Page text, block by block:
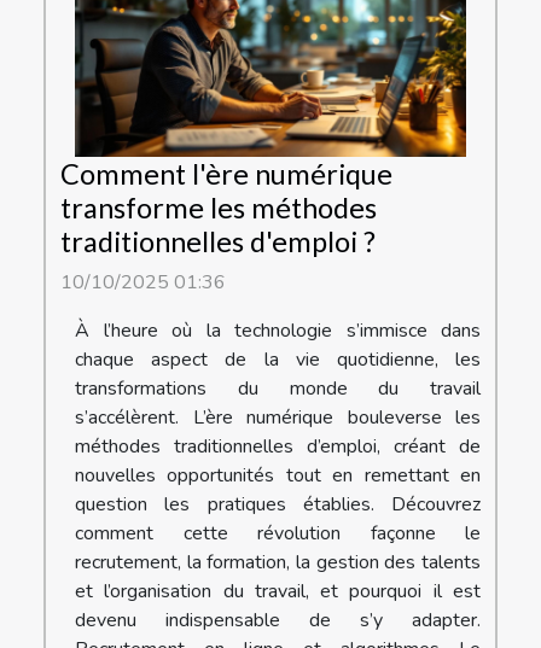
Comment l'ère numérique
transforme les méthodes
traditionnelles d'emploi ?
10/10/2025 01:36
À l’heure où la technologie s’immisce dans
chaque aspect de la vie quotidienne, les
transformations du monde du travail
s’accélèrent. L’ère numérique bouleverse les
méthodes traditionnelles d’emploi, créant de
nouvelles opportunités tout en remettant en
question les pratiques établies. Découvrez
comment cette révolution façonne le
recrutement, la formation, la gestion des talents
et l’organisation du travail, et pourquoi il est
devenu indispensable de s’y adapter.